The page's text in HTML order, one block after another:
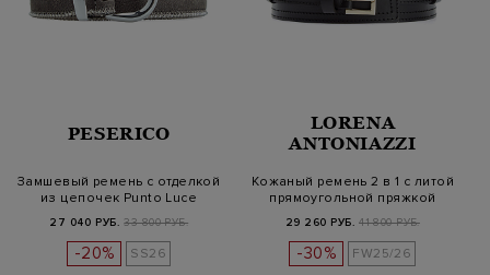
PESERICO
Замшевый ремень с отделкой
из цепочек Punto Luce
27 040 РУБ. 33 800 РУБ.
-20% SS26
LORENA
ANTONIAZZI
Кожаный ремень 2 в 1 с литой
прямоугольной пряжкой
29 260 РУБ. 41 800 РУБ.
-30% FW25/26